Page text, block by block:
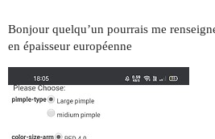
Bonjour quelqu’un pourrais me
en épaisseur européenne